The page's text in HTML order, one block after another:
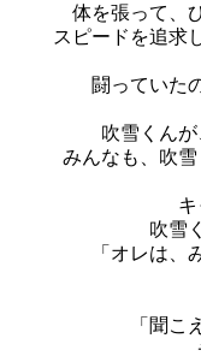
体を張って、
スピードを追求
闘っていた
吹雪くん
みんなも、吹
吹雪
「オレは、
「聞こ